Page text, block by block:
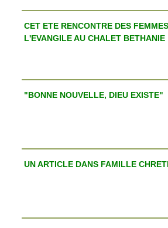
CET ETE RENCONTRE DES
L'EVANGILE AU CHALET BETHANIE
"BONNE NOUVELLE, DIEU EXISTE"
UN ARTICLE DANS FAMILLE